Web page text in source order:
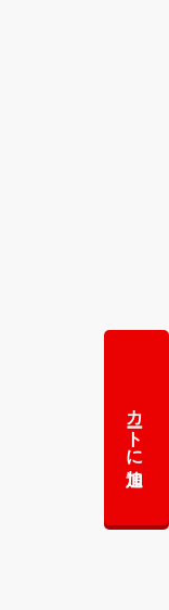
カートに追加